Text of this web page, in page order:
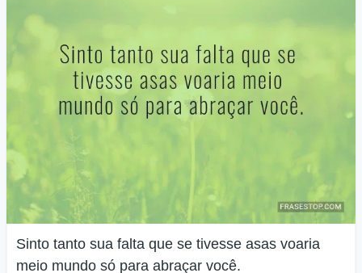
Sinto tanto sua falta que se tivesse asas voaria
meio mundo só para abraçar você.